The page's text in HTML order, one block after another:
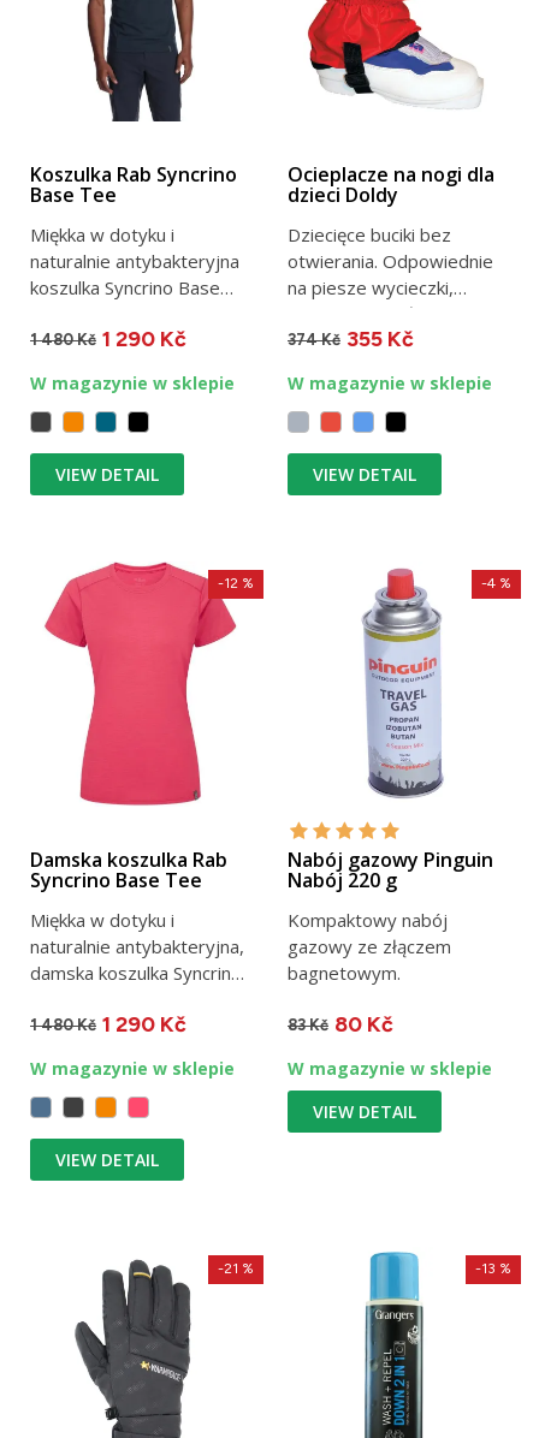
Koszulka Rab Syncrino
Base Tee
Miękka w dotyku i
naturalnie antybakteryjna
koszulka Syncrino Base
pierwszą...
1 480 Kč 1 290 Kč
W magazynie w sklepie
VIEW DETAIL
Ocieplacze na nogi dla
dzieci Doldy
Dziecięce buciki bez
otwierania. Odpowiednie
na piesze wycieczki,
mokrą trawę i śnieg....
374 Kč 355 Kč
W magazynie w sklepie
VIEW DETAIL
Damska koszulka Rab
Syncrino Base Tee
Miękka w dotyku i
naturalnie antybakteryjna,
damska koszulka Syncrino
1 480 Kč
-12 %
1 290 Kč
W magazynie w sklepie
VIEW DETAIL
Nabój gazowy Pinguin
Nabój 220 g
Kompaktowy nabój
gazowy ze złączem
bagnetowym.
83 Kč
-4 %
80 Kč
W magazynie w sklepie
VIEW DETAIL
-21 % -13 %